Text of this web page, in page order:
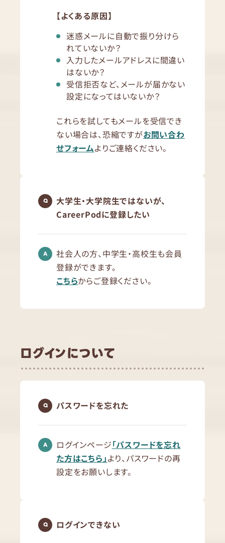
【よくある原因】
迷惑メールに自動で振り分けら
れていないか？
入力したメールアドレスに間違い
はないか？
受信拒否など、メールが届かない
設定になってはいないか？
これらを試してもメールを受信でき
ない場合は、恐縮ですがお問い合わ
せフォームよりご連絡ください。
大学生・大学院生ではないが、
CareerPodに登録したい
社会人の方、中学生・高校生も会員
登録ができます。
こちらからご登録ください。
ログインについて
パスワードを忘れた
ログインページ「パスワードを忘れ
た方はこちら」より、パスワードの再
設定をお願いします。
ログインできない